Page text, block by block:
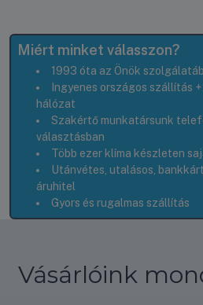
Miért minket válasszon?
1993 óta az Önök
Ingyenes országos szállítás
hálózat
Szakértő munkatársunk
választásban
Több ezer klíma készleten
Utánvétes, utalásos,
áruhitel
Gyors és rugalmas szállítás
Vásárlóink